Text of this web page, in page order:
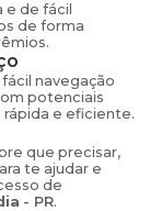
e de fácil
de forma
navegação
potenciais
e eficiente.
que precisar,
te ajudar e
de
- PR.